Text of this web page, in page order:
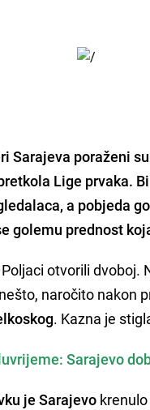
Sarajeva poraženi
Lige prvaka.
, a pobjeda
golemu prednost
otvorili dvoboj.
naročito nakon
. Kazna je
Sarajevo
je Sarajevo